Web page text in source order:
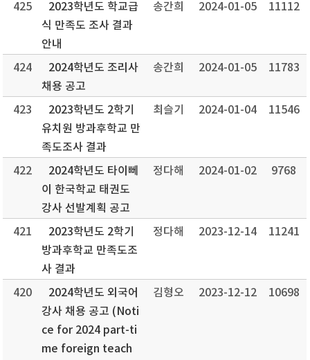
425
2023학년도 학교급
식 만족도 조사 결과
안내
송간희 2024-01-05 11112
424
2024학년도 조리사
채용 공고
송간희 2024-01-05 11783
423
2023학년도 2학기
유치원 방과후학교 만
족도조사 결과
최슬기 2024-01-04 11546
422
2024학년도 타이뻬
이 한국학교 태권도
강사 선발계획 공고
정다해 2024-01-02 9768
421
2023학년도 2학기
방과후학교 만족도조
사 결과
정다해 2023-12-14 11241
420
2024학년도 외국어
강사 채용 공고 (Noti
ce for 2024 part-ti
me foreign teach
김형오 2023-12-12 10698